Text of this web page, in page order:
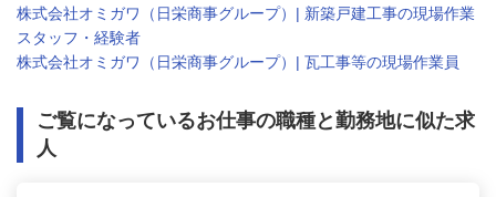
株式会社オミガワ（日栄商事グループ）| 新築戸建工事の現場作業
スタッフ・経験者
株式会社オミガワ（日栄商事グループ）| 瓦工事等の現場作業員
ご覧になっているお仕事の職種と勤務地に似た求
人